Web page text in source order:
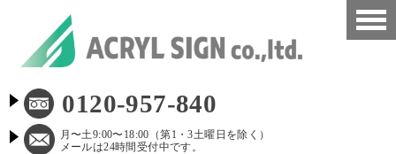
看板施工事例
0120-957-840
月〜土9:00〜18:00（第1・3土曜日を除く）
メールは24時間受付中です。